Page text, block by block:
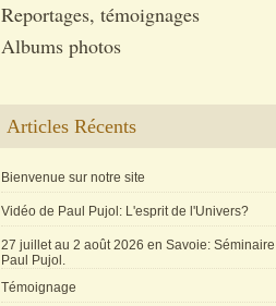
Reportages, témoignages
Albums photos
Articles Récents
Bienvenue sur notre site
Vidéo de Paul Pujol: L'esprit de l'Univers?
27 juillet au 2 août 2026 en Savoie:
Paul Pujol.
Témoignage